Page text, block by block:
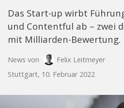
Das Start-up wirbt
und Contentful ab – zwei
mit Milliarden-Bewertung.
News von
Felix Leitmeyer
Stuttgart, 10. Februar 2022